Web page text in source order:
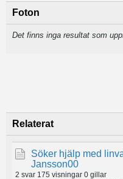
Foton
Det finns inga resultat som
Relaterat
Söker hjälp med
Jansson00
2 svar 175 visningar 0 gillar